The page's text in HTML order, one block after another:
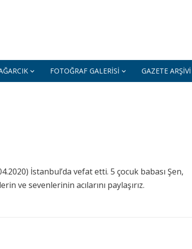
FOTOĞRAF GALERISI GAZETE ARŞIVI
İstanbul’da vefat etti. 5 çocuk babası Şen,
ve sevenlerinin acılarını paylaşırız.